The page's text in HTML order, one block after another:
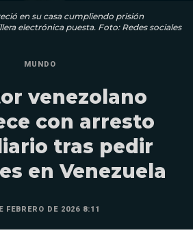
en su casa cumpliendo prisión
electrónica puesta. Foto: Redes sociales
MUNDO
venezolano
con arresto
tras pedir
en Venezuela
FEBRERO DE 2026 8:11